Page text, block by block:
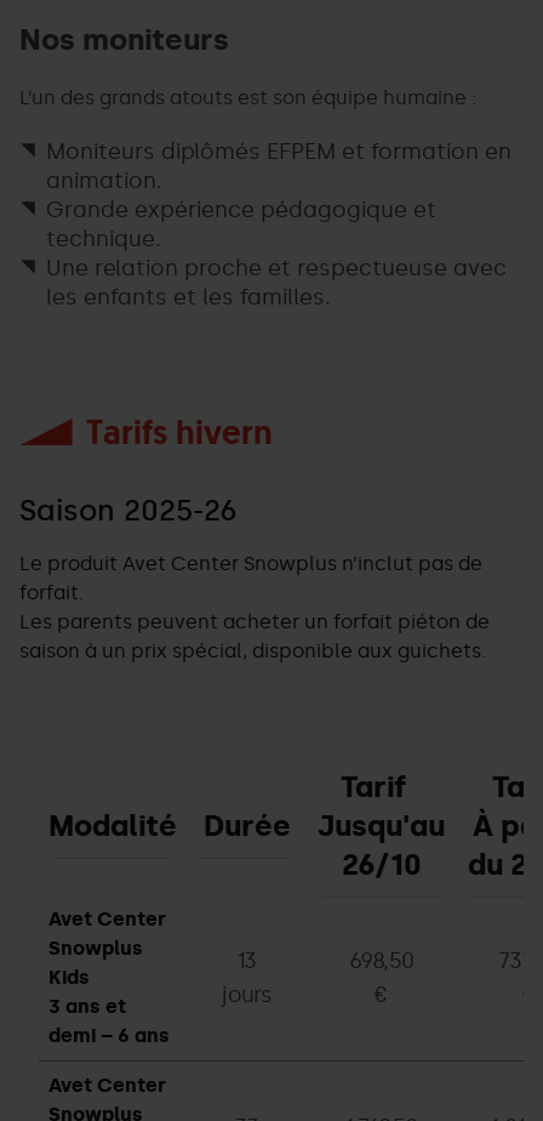
un
caire
i
és
perfecte
per
iniciar-
perfeccionar
una
experiència
segura.
Nos moniteurs
L’un des grands atouts est son équipe humaine :
Moniteurs diplômés EFPEM et formation en
animation.
Grande expérience pédagogique et
technique.
Une relation proche et respectueuse avec
les enfants et les familles.
Tarifs hivern
Saison 2025-26
Le produit Avet Center Snowplus n’inclut pas de
forfait.
Les parents peuvent acheter un forfait piéton de
saison à un prix spécial, disponible aux guichets.
Modalité Durée
Tarif
Jusqu'au
26/10
À
du
Avet Center
Snowplus
Kids
3 ans et
demi – 6 ans
13
jours
698,50
€
€
Avet Center
Snowplus